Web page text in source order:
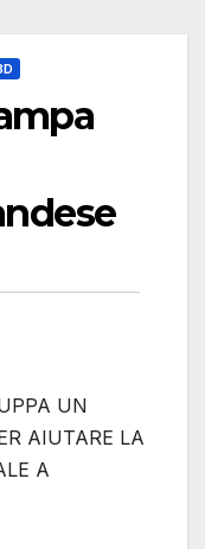
UN
AIUTARE LA
A